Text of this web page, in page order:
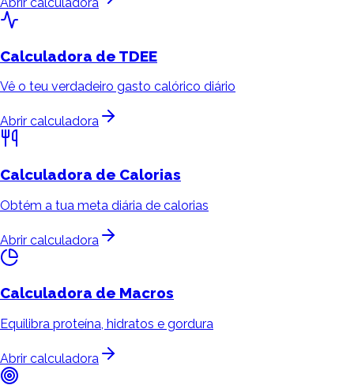
Calculadora de TDEE
Vê o teu verdadeiro gasto calórico diário
Abrir calculadora
Calculadora de Calorias
Obtém a tua meta diária de calorias
Abrir calculadora
Calculadora de Macros
Equilibra proteína, hidratos e gordura
Abrir calculadora